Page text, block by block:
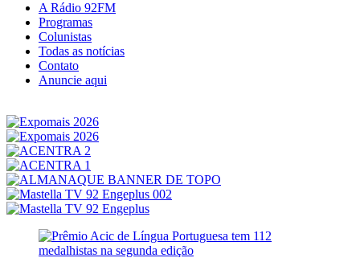
A Rádio 92FM
Programas
Colunistas
Todas as notícias
Contato
Anuncie aqui